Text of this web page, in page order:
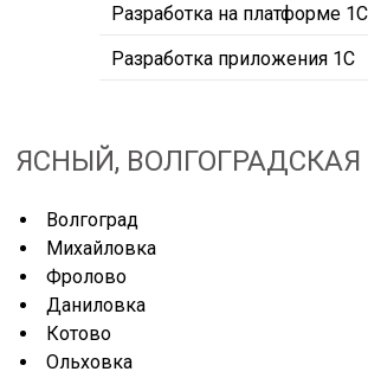
Разработка на платформе 1С
Разработка приложения 1С
ЯСНЫЙ, ВОЛГОГРАДСКАЯ
Волгоград
Михайловка
Фролово
Даниловка
Котово
Ольховка